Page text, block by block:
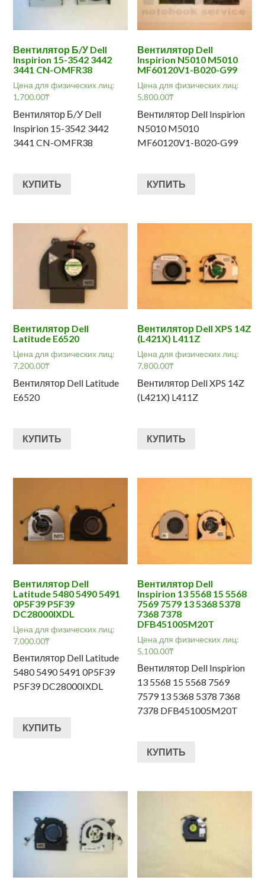
Вентилятор Б/У Dell
Inspirion 15-3542 3442
3441 CN-OMFR38
Цена для физических лиц:
1,700.00₸
Вентилятор Б/У Dell
Inspirion 15-3542 3442
3441 CN-OMFR38
КУПИТЬ
Вентилятор Dell
Inspirion N5010 M5010
MF60120V1-B020-G99
Цена для физических лиц:
5,800.00₸
Вентилятор Dell Inspirion
N5010 M5010
MF60120V1-B020-G99
КУПИТЬ
Вентилятор Dell
Latitude E6520
Цена для физических лиц:
7,200.00₸
Вентилятор Dell Latitude
E6520
КУПИТЬ
Вентилятор Dell XPS 14Z
(L421X) L411Z
Цена для физических лиц:
7,800.00₸
Вентилятор Dell XPS 14Z
(L421X) L411Z
КУПИТЬ
Вентилятор Dell
Latitude 5480 5490 5491
0P5F39 P5F39
DC28000IXDL
Цена для физических лиц:
7,000.00₸
Вентилятор Dell Latitude
5480 5490 5491 0P5F39
P5F39 DC28000IXDL
КУПИТЬ
Вентилятор Dell
Inspirion 13 5568 15 5568
7569 7579 13 5368 5378
7368 7378
DFB451005M20T
Цена для физических лиц:
5,100.00₸
Вентилятор Dell Inspirion
13 5568 15 5568 7569
7579 13 5368 5378 7368
7378 DFB451005M20T
КУПИТЬ